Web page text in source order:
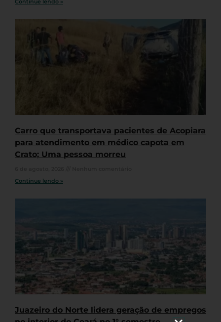
Continue lendo »
Carro que transportava pacientes de Acopiara
para atendimento em médico capota em
Crato; Uma pessoa morreu
Continue lendo »
Juazeiro do Norte lidera geração de empregos